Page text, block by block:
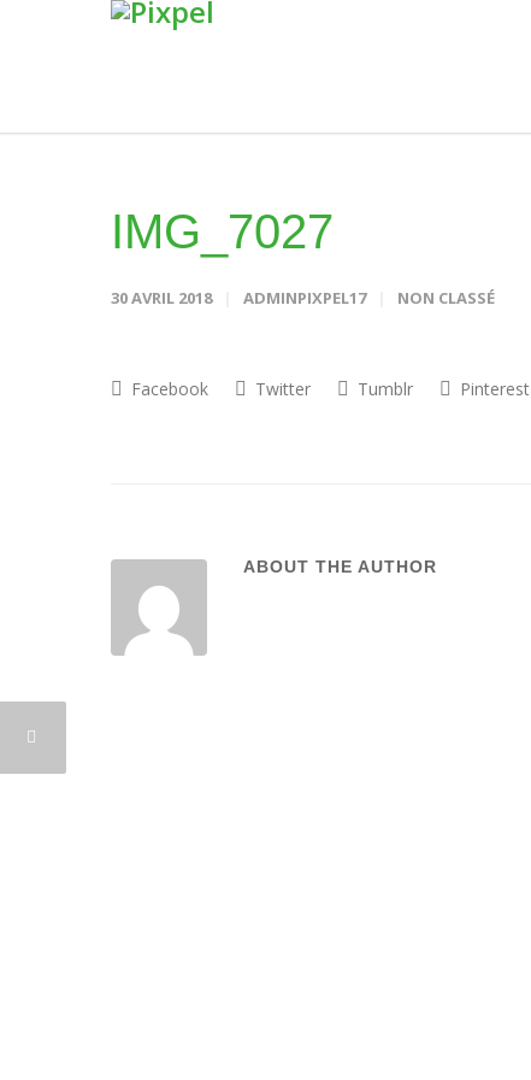
IMG_7027
30 AVRIL 2018 ADMINPIXPEL17 NON CLASSÉ
Facebook Twitter Tumblr Pinterest
ABOUT THE AUTHOR